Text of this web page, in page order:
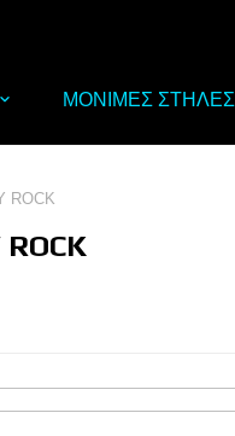
ΜΟΝΙΜΕΣ ΣΤΗΛΕΣ